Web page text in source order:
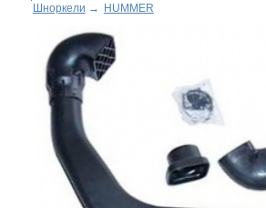
Шноркели → HUMMER